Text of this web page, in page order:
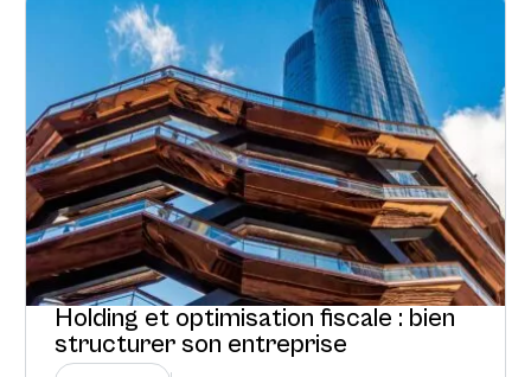
Holding et optimisation fiscale : bien
structurer son entreprise